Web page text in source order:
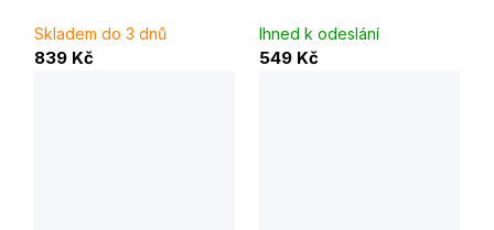
Skladem do 3 dnů
839 Kč
Ihned k odeslání
549 Kč